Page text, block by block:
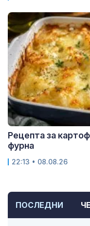
ПОСЛЕДНИ
Рецепта за
фурна
22:13 • 08.08.26